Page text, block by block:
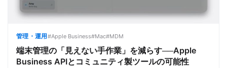
管理・運用#Apple Business#Mac#MDM
端末管理の「見えない手作業」を減らす──Apple
Business APIとコミュニティ製ツールの可能性